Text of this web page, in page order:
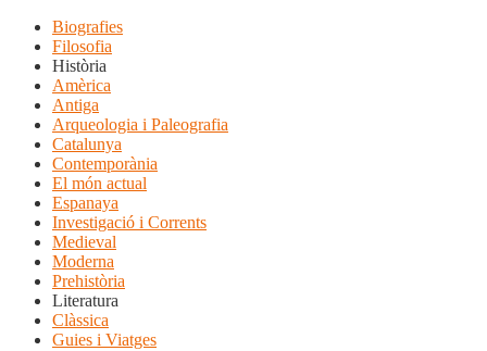
Biografies
Filosofia
Història
Amèrica
Antiga
Arqueologia i Paleografia
Catalunya
Contemporània
El món actual
Espanaya
Investigació i Corrents
Medieval
Moderna
Prehistòria
Literatura
Clàssica
Guies i Viatges